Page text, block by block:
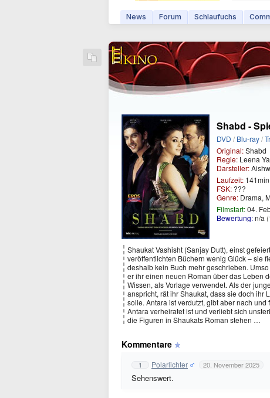
News Forum Schlaufuchs
Shabd -
DVD /Blu-ray/
Original:Shabd
Regie: Leena
Darsteller:
Laufzeit: 141min
FSK: ???
Genre: Drama,
Filmstart:04.
Bewertung:n/a
Shaukat Vashisht (Sanjay Dutt), einst
veröffentlichten Büchern wenig Glück – sie
deshalb kein Buch mehr geschrieben.
er ihr einen neuen Roman über das Leben
Wissen, als Vorlage verwendet. Als der
anspricht, rät ihr Shaukat, dass sie doch ihr
solle. Antara ist verdutzt, gibt aber nach
Antara verheiratet ist und verliebt sich
die Figuren in Shaukats Roman stehen …
Kommentare
1 Polarlichter 20. November 2025
Sehenswert.